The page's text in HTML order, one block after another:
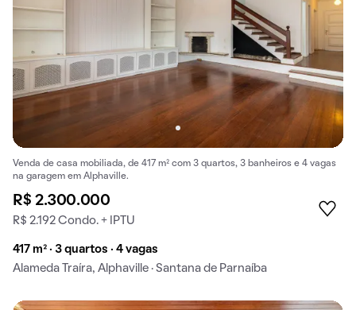
Venda de casa mobiliada, de 417 m² com 3 quartos, 3 banheiros e 4 vagas
na garagem em Alphaville.
R$ 2.300.000
R$ 2.192 Condo. + IPTU
417 m² · 3 quartos · 4 vagas
Alameda Traíra, Alphaville · Santana de Parnaíba